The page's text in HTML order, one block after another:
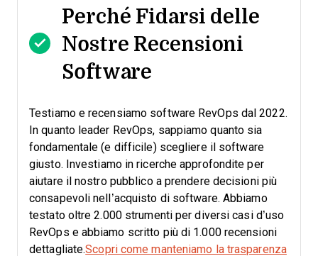
Perché Fidarsi delle
Nostre Recensioni
Software
Testiamo e recensiamo software RevOps dal 2022.
In quanto leader RevOps, sappiamo quanto sia
fondamentale (e difficile) scegliere il software
giusto. Investiamo in ricerche approfondite per
aiutare il nostro pubblico a prendere decisioni più
consapevoli nell’acquisto di software. Abbiamo
testato oltre 2.000 strumenti per diversi casi d’uso
RevOps e abbiamo scritto più di 1.000 recensioni
dettagliate.Scopri come manteniamo la trasparenza